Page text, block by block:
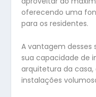
oferecendo uma
para os residentes.
A vantagem desses
sua capacidade de
arquitetura da
instalações